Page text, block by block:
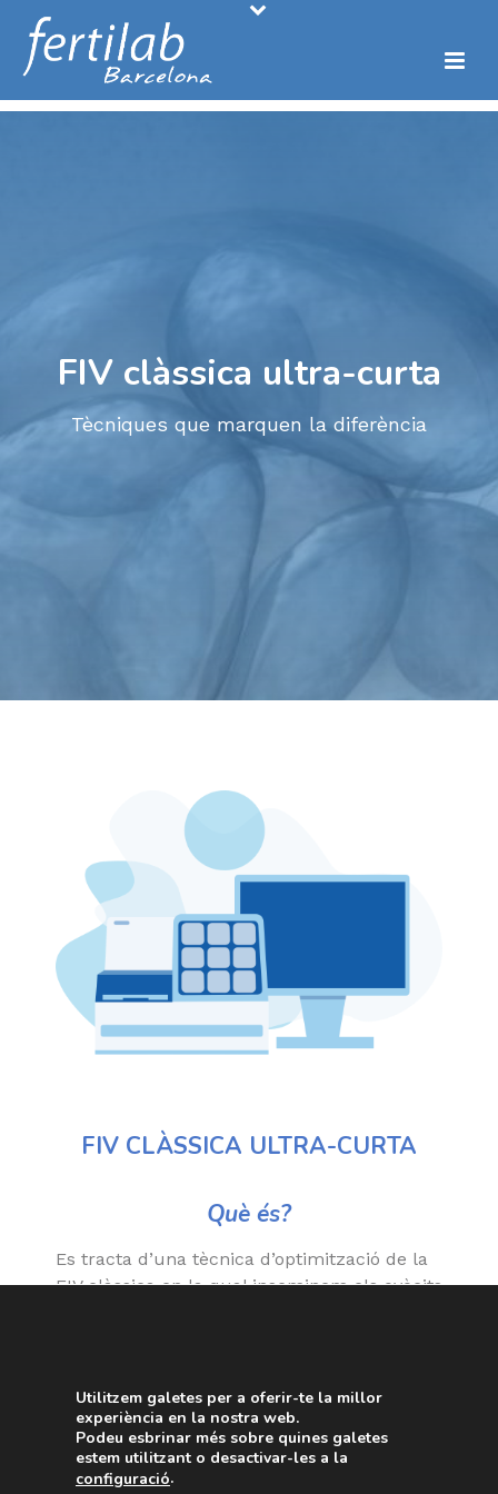
FIV clàssica ultra-curta
Tècniques que marquen la diferència
FIV CLÀSSICA ULTRA-CURTA
Què és?
Es tracta d’una tècnica d’optimització de la
FIV clàssica en la qual inseminem els ovòcits
de temps millora l’evolució de l’embrió més
endavant.
Passat un temps prudencial, rentem els
Demana cita al telèfon gratuït
Utilitzem galetes per a oferir-te la millor
experiència en la nostra web.
Podeu esbrinar més sobre quines galetes
estem utilitzant o desactivar-les a la
configuració.